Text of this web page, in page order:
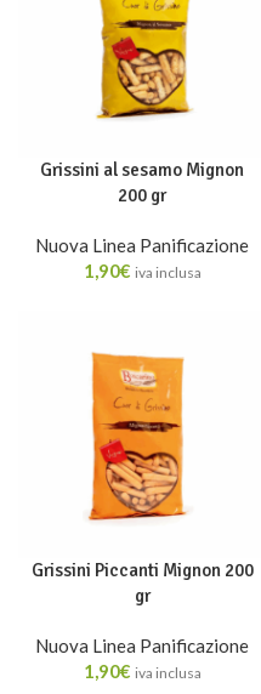
Grissini al sesamo Mignon
200 gr
Nuova Linea Panificazione
1,90€ iva inclusa
Grissini Piccanti Mignon 200
gr
Nuova Linea Panificazione
1,90€ iva inclusa